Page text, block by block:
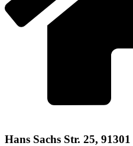
Hans Sachs Str. 25,